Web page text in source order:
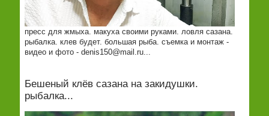
пресс для жмыха. макуха своими руками. ловля сазана.
рыбалка. клев будет. большая рыба. съемка и монтаж -
видео и фото - denis150@mail.ru...
Бешеный клёв сазана на закидушки.
рыбалка...